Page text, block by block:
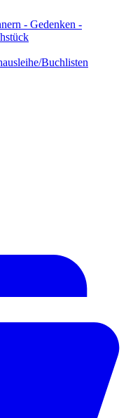
- Gedenken -
Buchlisten